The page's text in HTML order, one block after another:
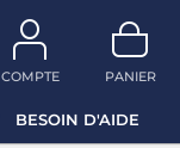
COMPTE PANIER
BESOIN D'AIDE